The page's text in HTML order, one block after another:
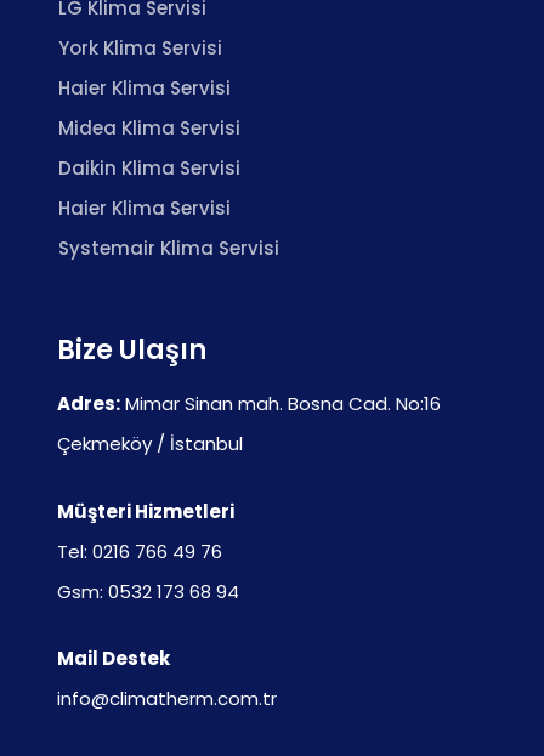
LG Klima Servisi
York Klima Servisi
Haier Klima Servisi
Midea Klima Servisi
Daikin Klima Servisi
Haier Klima Servisi
Systemair Klima Servisi
Bize Ulaşın
Adres:Mimar Sinan mah. Bosna Cad. No:16
Çekmeköy / İstanbul
Müşteri Hizmetleri
Tel: 0216 766 49 76
Gsm: 0532 173 68 94
Mail Destek
info@climatherm.com.tr